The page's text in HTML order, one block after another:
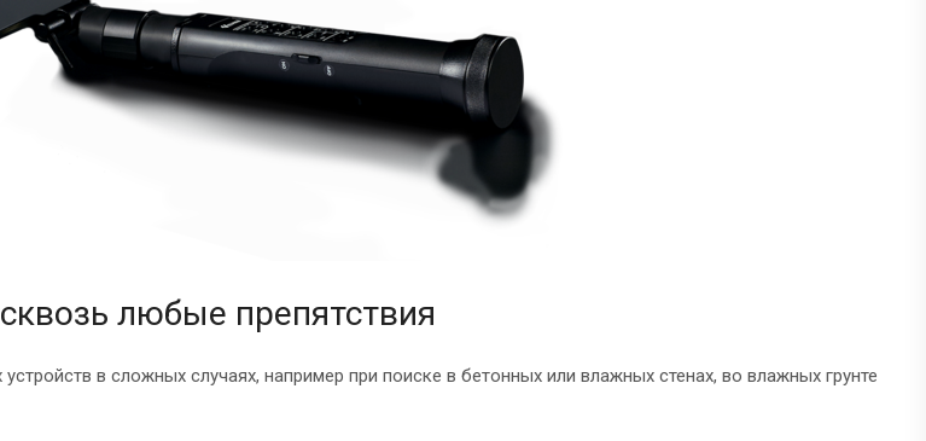
любые препятствия
в сложных случаях, например при поиске в бетонных или влажных стенах, во влажных грунте